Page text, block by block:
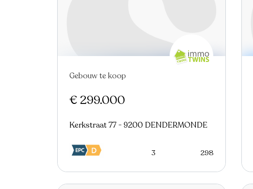
Nieuw
Gebouw te koop
€ 299.000
Kerkstraat 77 - 9200 DENDERMONDE
3 298